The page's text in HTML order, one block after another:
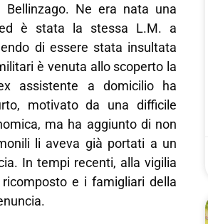
Ne era nata una
è stata la stessa L.M. a
di essere stata insultata
è venuta allo scoperto la
assistente a domicilio ha
motivato da una difficile
ma ha aggiunto di non
li aveva già portati a un
In tempi recenti, alla vigilia
e i famigliari della